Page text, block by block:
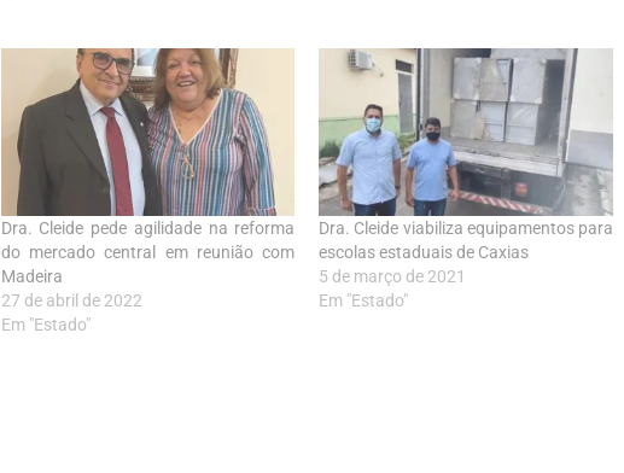
Dra. Cleide pede agilidade na reforma
do mercado central em reunião com
Madeira
27 de abril de 2022
Em "Estado"
Dra. Cleide viabiliza equipamentos para
escolas estaduais de Caxias
5 de março de 2021
Em "Estado"